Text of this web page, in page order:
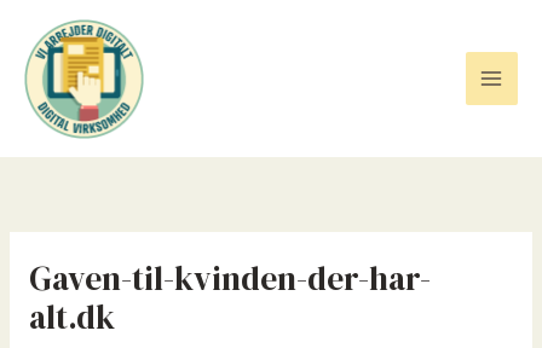
indholdet
Gaven-til-kvinden-der-har-
alt.dk